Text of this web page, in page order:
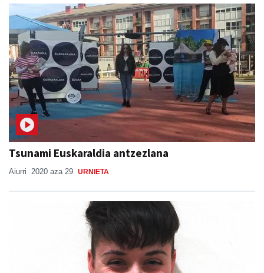
Tsunami Euskaraldia antzezlana
Aiurri 2020 aza 29 URNIETA